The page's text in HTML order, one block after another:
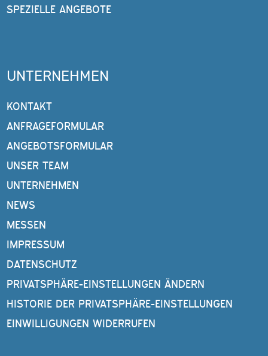
SPEZIELLE ANGEBOTE
UNTERNEHMEN
KONTAKT
ANFRAGEFORMULAR
ANGEBOTSFORMULAR
UNSER TEAM
UNTERNEHMEN
NEWS
MESSEN
IMPRESSUM
DATENSCHUTZ
PRIVATSPHÄRE-EINSTELLUNGEN ÄNDERN
HISTORIE DER PRIVATSPHÄRE-EINSTELLUNGEN
EINWILLIGUNGEN WIDERRUFEN